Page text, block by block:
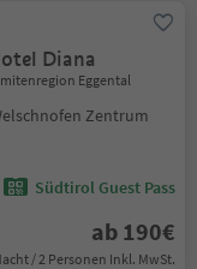
Diana
Eggental
Zentrum
Südtirol Guest Pass
ab 190€
/ 2 Personen Inkl. MwSt.